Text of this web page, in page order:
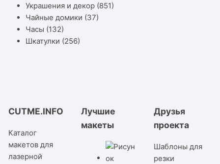
Украшения и декор (851)
Чайные домики (37)
Часы (132)
Шкатулки (256)
CUTME.INFO
Каталог
макетов для
лазерной
Лучшие
макеты
Друзья
проекта
Шаблоны для
резки